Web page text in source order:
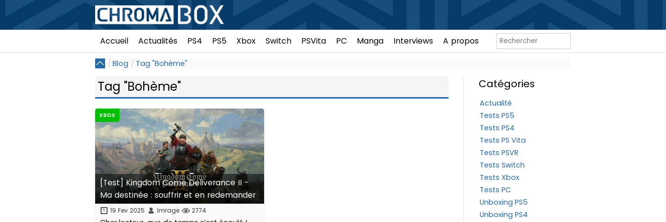
Accueil Actualités PS4 PS5 Xbox Switch PSVita PC Manga Interviews A propos
Blog Tag "Bohème"
Tag "Bohème"
XBOX
[Test] Kingdom Come Deliverance II -
Ma destinée : souffrir et en redemander
19 Fev 2025 Imrage 2774
Catégories
Actualité
Tests PS5
Tests PS4
Tests PS Vita
Tests PSVR
Tests Switch
Tests Xbox
Tests PC
Unboxing PS5
Unboxing PS4